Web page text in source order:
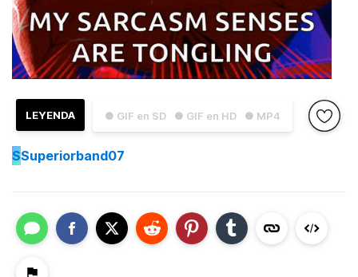
● GIF en SD ● GIF en HD ● MP4
LEYENDA
SSuperiorband07